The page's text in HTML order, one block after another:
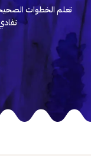
تعلم الخطوات